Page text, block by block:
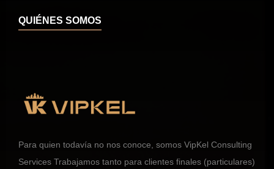
QUIÉNES SOMOS
Para quien todavía no nos conoce, somos VipKel Consulting
Services Trabajamos tanto para clientes finales (particulares)